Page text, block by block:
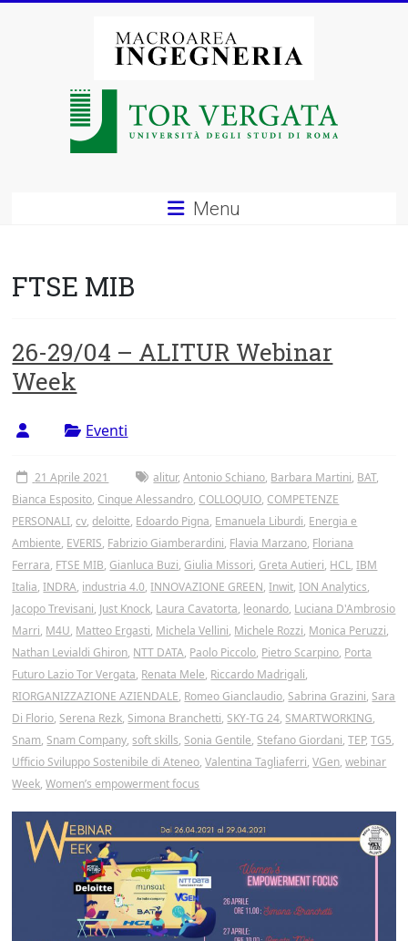
Macroarea
degli
di
Roma
Tor
Vergata
Menu
FTSE MIB
26-29/04 – ALITUR Webinar
Week
Eventi
21 Aprile 2021 alitur,Antonio Schiano, Barbara Martini, BAT,
Bianca Esposito, Cinque Alessandro, COLLOQUIO, COMPETENZE
PERSONALI,cv,deloitte, Edoardo Pigna, Emanuela Liburdi, Energia e
Ambiente, EVERIS, Fabrizio Giamberardini, Flavia Marzano, Floriana
Ferrara, FTSE MIB, Gianluca Buzi, Giulia Missori, Greta Autieri, HCL,IBM
Italia,INDRA, industria 4.0,INNOVAZIONE GREEN,Inwit,ION Analytics,
Jacopo Trevisani, Just Knock, Laura Cavatorta, leonardo, Luciana D'Ambrosio
Marri, M4U, Matteo Ergasti, Michela Vellini, Michele Rozzi, Monica Peruzzi,
Nathan Levialdi Ghiron, NTT DATA, Paolo Piccolo, Pietro Scarpino, Porta
Futuro Lazio Tor Vergata, Renata Mele, Riccardo Madrigali,
RIORGANIZZAZIONE AZIENDALE, Romeo Gianclaudio, Sabrina Grazini, Sara
Di Florio, Serena Rezk, Simona Branchetti, SKY-TG 24, SMARTWORKING,
Snam, Snam Company,soft skills, Sonia Gentile, Stefano Giordani,TEP,TG5,
Ufficio Sviluppo Sostenibile di Ateneo,Valentina Tagliaferri,VGen,webinar
Week,Women’s empowerment focus